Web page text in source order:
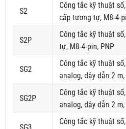
S2
Công tắc kỹ thuật
cấp tương tự, M8-4-
S2P
Công tắc kỹ thuật
tự, M8-4-pin, PNP
SG2
Công tắc kỹ thuật
analog, dây dẫn 2 m,
SG2P
Công tắc kỹ thuật
analog, dây dẫn 2 m,
Công tắc kỹ thuật